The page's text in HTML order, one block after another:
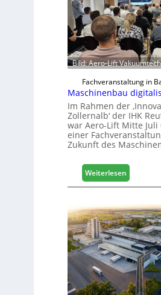
Bild: Aero-Lift
Fachveranstaltung in
Maschinenbau
Im Rahmen der
Zollernalb‘ der IHK
war Aero-Lift Mitte Juli
einer
Zukunft des
Weiterlesen:
M
s
c
h
i
n
e
n
b